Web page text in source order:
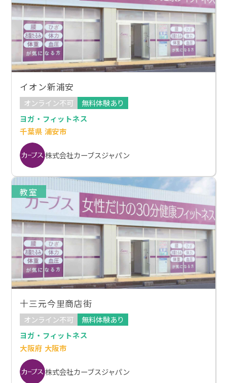
イオン新浦安
オンライン不可
無料体験あり
ヨガ・フィットネス
千葉県 浦安市
株式会社カーブスジャパン
教室
十三元今里商店街
オンライン不可
無料体験あり
ヨガ・フィットネス
大阪府 大阪市
株式会社カーブスジャパン